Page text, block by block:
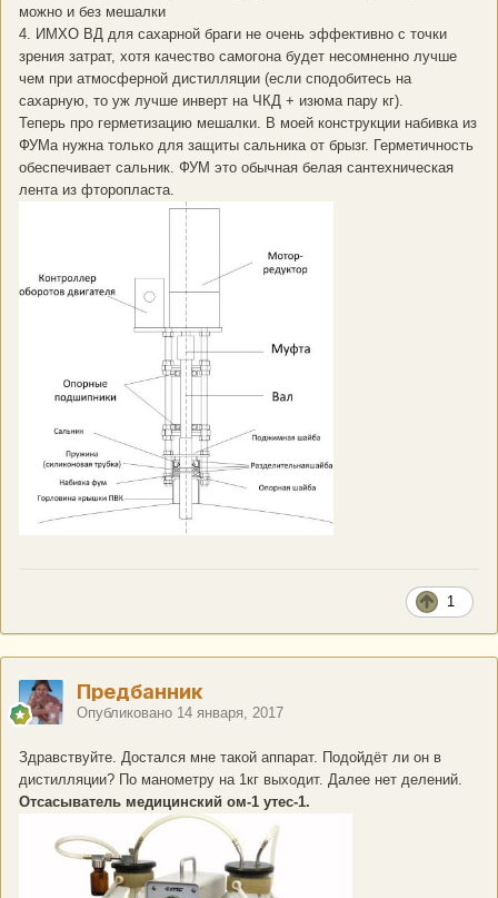
можно и без мешалки
4. ИМХО ВД для сахарной браги не очень эффективно с точки
зрения затрат, хотя качество самогона будет несомненно лучше
чем при атмосферной дистилляции (если сподобитесь на
сахарную, то уж лучше инверт на ЧКД + изюма пару кг).
Теперь про герметизацию мешалки. В моей конструкции набивка из
ФУМа нужна только для защиты сальника от брызг. Герметичность
обеспечивает сальник. ФУМ это обычная белая сантехническая
лента из фторопласта.
1
Предбанник
Опубликовано 14 января, 2017
Здравствуйте. Достался мне такой аппарат. Подойдёт ли он в
дистилляции? По манометру на 1кг выходит. Далее нет делений.
Отсасыватель медицинский ом-1 утес-1.